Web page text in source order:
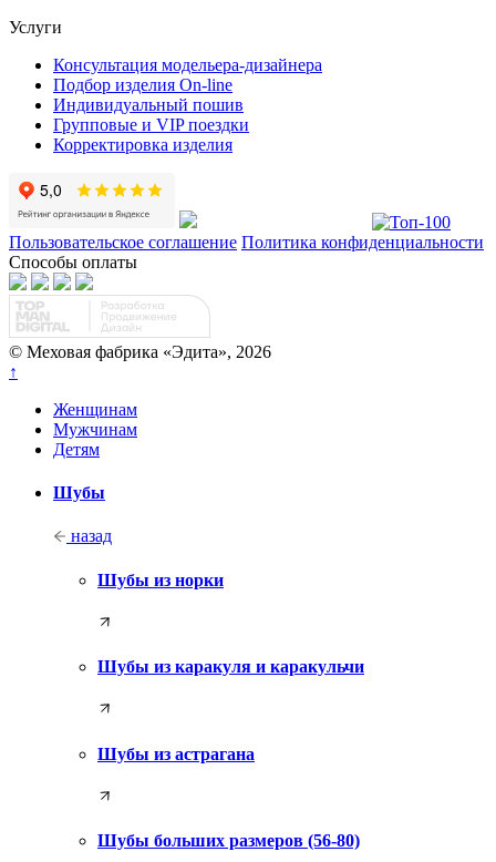
Услуги
Консультация модельера-дизайнера
Подбор изделия On-line
Индивидуальный пошив
Групповые и VIP поездки
Корректировка изделия
Пользовательское соглашение Политика конфиденциальности
Способы оплаты
© Меховая фабрика «Эдита», 2026
↑
Женщинам
Мужчинам
Детям
Шубы
назад
Шубы из норки
Шубы из каракуля и каракульчи
Шубы из астрагана
Шубы больших размеров (56-80)